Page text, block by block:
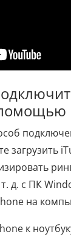
загрузить
д. с ПК
на
к